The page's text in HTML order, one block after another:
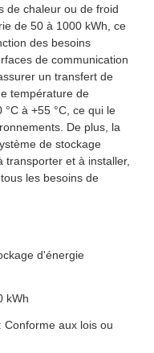
de chaleur ou de froid
de 50 à 1000 kWh, ce
des besoins
de communication
un transfert de
température de
à +55 °C, ce qui le
De plus, la
de stockage
et à installer,
les besoins de
d'énergie
kWh
aux lois ou